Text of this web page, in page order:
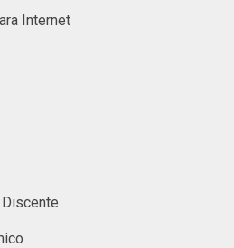
Internet